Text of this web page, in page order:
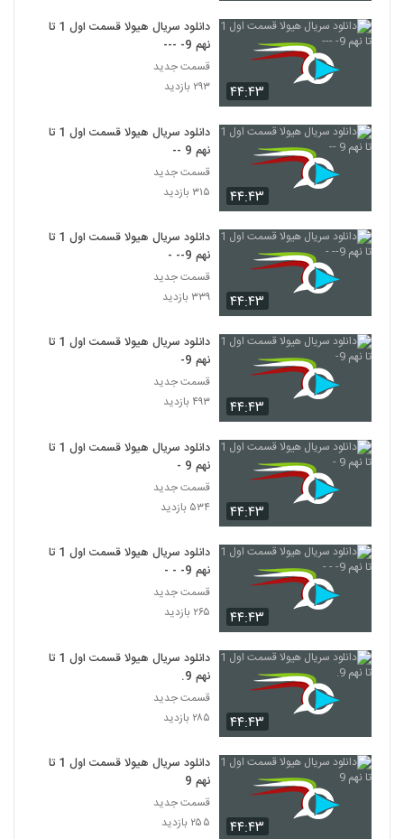
۴۴:۴۳
دانلود سریال هیولا قسمت اول 1 تا
نهم 9- ---
قسمت جدید
۲۹۳ بازدید
۴۴:۴۳
دانلود سریال هیولا قسمت اول 1 تا
نهم 9 --
قسمت جدید
۳۱۵ بازدید
۴۴:۴۳
دانلود سریال هیولا قسمت اول 1 تا
نهم 9-- -
قسمت جدید
۳۳۹ بازدید
۴۴:۴۳
دانلود سریال هیولا قسمت اول 1 تا
نهم 9-
قسمت جدید
۴۹۳ بازدید
۴۴:۴۳
دانلود سریال هیولا قسمت اول 1 تا
نهم 9 -
قسمت جدید
۵۳۴ بازدید
۴۴:۴۳
دانلود سریال هیولا قسمت اول 1 تا
نهم 9- - -
قسمت جدید
۲۶۵ بازدید
۴۴:۴۳
دانلود سریال هیولا قسمت اول 1 تا
نهم 9.
قسمت جدید
۲۸۵ بازدید
۴۴:۴۳
دانلود سریال هیولا قسمت اول 1 تا
نهم 9
قسمت جدید
۲۵۵ بازدید